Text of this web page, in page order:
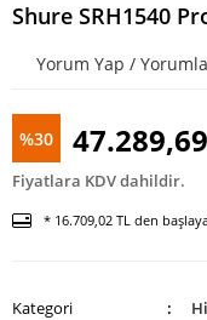
Shure SRH1540
Yorum Yap /
%30
Fiyatlara KDV dahildir.
* 16.709,02 TL den
Kategori